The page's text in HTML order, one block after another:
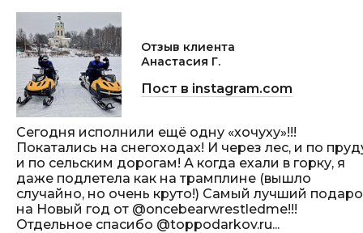
Отзыв клиента
Анастасия Г.
Пост в instagram.com
Сегодня исполнили ещё одну «хочуху»!!!
Покатались на снегоходах! И через лес, и по
и по сельским дорогам! А когда ехали в горку, я
даже подлетела как на трамплине (вышло
случайно, но очень круто!) Самый лучший
на Новый год от @oncebearwrestledme!!!
Отдельное спасибо @toppodarkov.ru...